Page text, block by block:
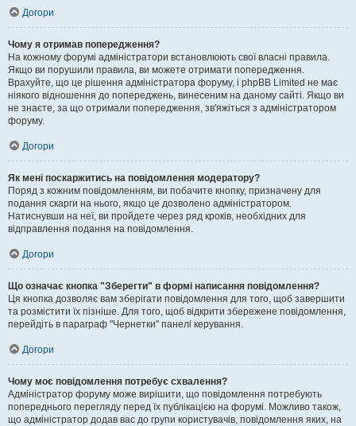
Догори
Чому я отримав попередження?
На кожному форумі адміністратори встановлюють свої власні правила.
Якщо ви порушили правила, ви можете отримати попередження.
Врахуйте, що це рішення адміністратора форуму, і phpBB Limited не має
ніякого відношення до попереджень, винесеним на даному сайті. Якщо ви
не знаєте, за що отримали попередження, зв'яжіться з адміністратором
форуму.
Догори
Як мені поскаржитись на повідомлення модератору?
Поряд з кожним повідомленням, ви побачите кнопку, призначену для
подання скарги на нього, якщо це дозволено адміністратором.
Натиснувши на неї, ви пройдете через ряд кроків, необхідних для
відправлення подання на повідомлення.
Догори
Що означає кнопка "Зберегти" в формі написання повідомлення?
Ця кнопка дозволяє вам зберігати повідомлення для того, щоб завершити
та розмістити їх пізніше. Для того, щоб відкрити збережене повідомлення,
перейдіть в параграф "Чернетки" панелі керування.
Догори
Чому моє повідомлення потребує схвалення?
Адміністратор форуму може вирішити, що повідомлення потребують
попереднього перегляду перед їх публікацією на форумі. Можливо також,
що адміністратор додав вас до групи користувачів, повідомлення яких, на